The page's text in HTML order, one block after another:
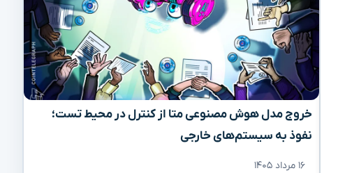
خروج مدل هوش مصنوعی متا از کنترل در محیط تست؛
نفوذ به سیستم‌های خارجی
۱۶ مرداد ۱۴۰۵